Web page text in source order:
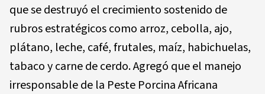
que se destruyó el crecimiento sostenido de
rubros estratégicos como arroz, cebolla, ajo,
plátano, leche, café, frutales, maíz, habichuelas,
tabaco y carne de cerdo. Agregó que el manejo
irresponsable de la Peste Porcina Africana